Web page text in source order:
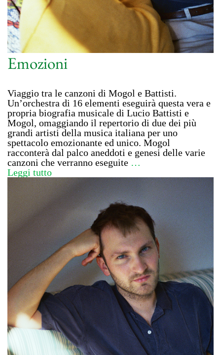
Emozioni
Viaggio tra le canzoni di Mogol e Battisti.
Un’orchestra di 16 elementi eseguirà questa vera e
propria biografia musicale di Lucio Battisti e
Mogol, omaggiando il repertorio di due dei più
grandi artisti della musica italiana per uno
spettacolo emozionante ed unico. Mogol
racconterà dal palco aneddoti e genesi delle varie
canzoni che verranno eseguite …
Leggi tutto